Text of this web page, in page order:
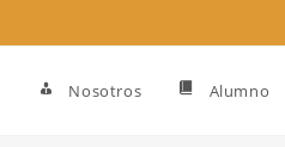
Nosotros Alumno